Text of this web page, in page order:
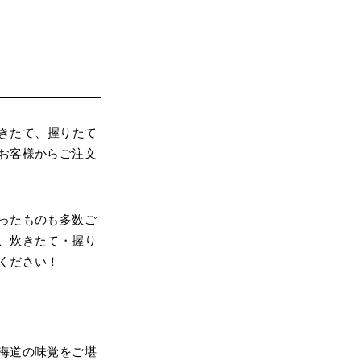
たて、握りたて
客様からご注文
たものも多数ご
炊きたて・握り
ださい！
道の味覚をご堪